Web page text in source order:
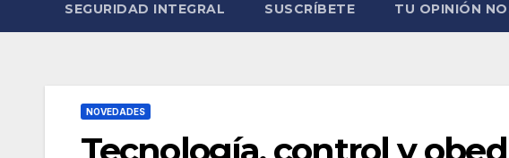
SEGURIDAD INTEGRAL SUSCRÍBETE TU OPINIÓN
NOVEDADES